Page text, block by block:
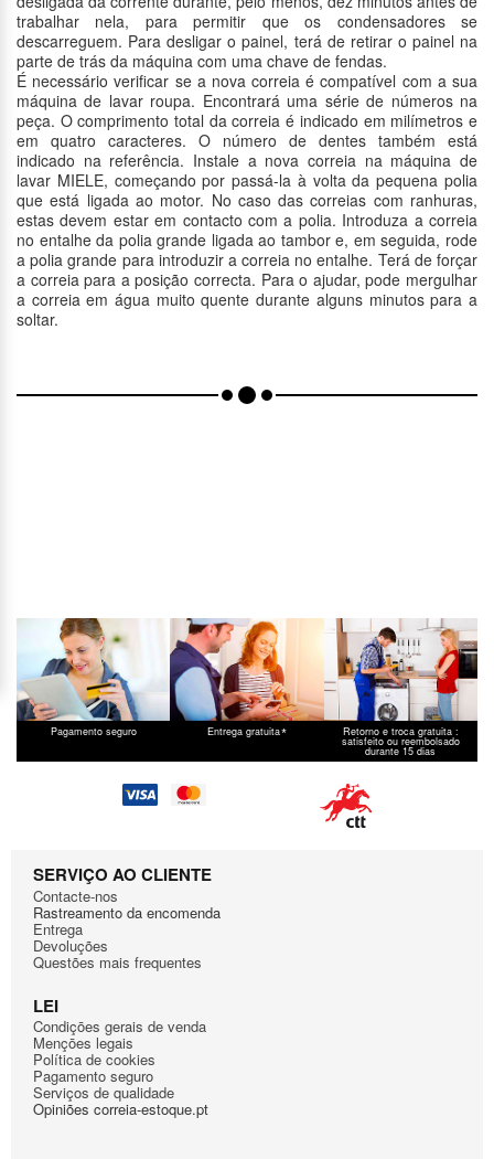
trabalhar nela, para permitir que os condensadores se
descarreguem. Para desligar o painel, terá de retirar o painel na
parte de trás da máquina com uma chave de fendas.
É necessário verificar se a nova correia é compatível com a sua
máquina de lavar roupa. Encontrará uma série de números na
peça. O comprimento total da correia é indicado em milímetros e
em quatro caracteres. O número de dentes também está
indicado na referência. Instale a nova correia na máquina de
lavar MIELE, começando por passá-la à volta da pequena polia
que está ligada ao motor. No caso das correias com ranhuras,
estas devem estar em contacto com a polia. Introduza a correia
no entalhe da polia grande ligada ao tambor e, em seguida, rode
a polia grande para introduzir a correia no entalhe. Terá de forçar
a correia para a posição correcta. Para o ajudar, pode mergulhar
a correia em água muito quente durante alguns minutos para a
soltar.
Pagamento seguro Entrega gratuita* Retorno e troca gratuita :
satisfeito ou reembolsado
durante 15 dias
SERVIÇO AO CLIENTE
Contacte-nos
Rastreamento da encomenda
Entrega
Devoluções
Questões mais frequentes
LEI
Condiçōes gerais de venda
Mençōes legais
Política de cookies
Pagamento seguro
Serviços de qualidade
Opiniões correia-estoque.pt